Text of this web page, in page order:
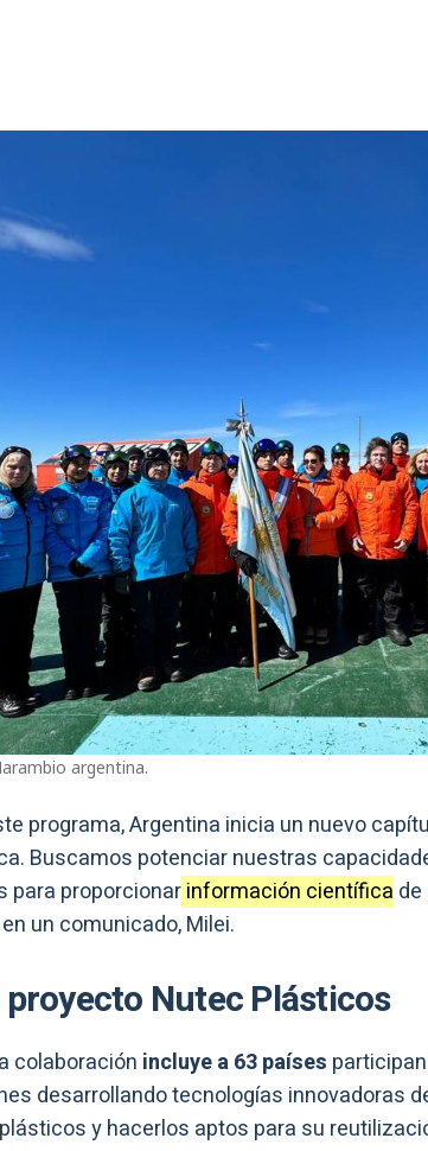
argentina.
programa, Argentina inicia un nuevo
Buscamos potenciar nuestras
para proporcionarinformación científica
un comunicado, Milei.
proyecto Nutec Plásticos
colaboración incluye a 63 países
desarrollando tecnologías innovadoras
y hacerlos aptos para su